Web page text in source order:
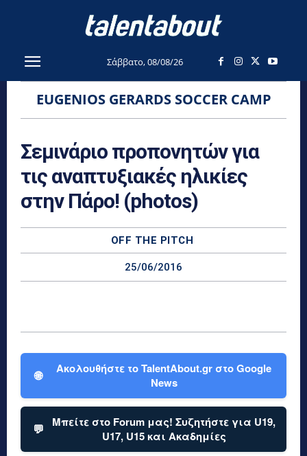
Σάββατο, 08/08/26
EUGENIOS GERARDS SOCCER CAMP
Σεμινάριο προπονητών για
τις αναπτυξιακές ηλικίες
στην Πάρο! (photos)
OFF THE PITCH
25/06/2016
🌐
Ακολουθήστε το TalentAbout.gr στο Google
News
💬
Μπείτε στο Forum μας! Συζητήστε για U19,
U17, U15 και Ακαδημίες